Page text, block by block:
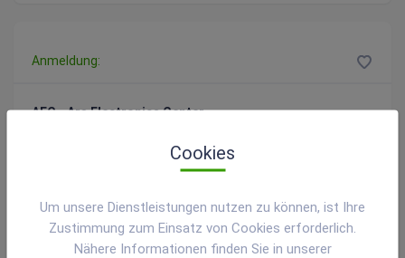
Anmeldung:
AEC - Ars Electronica Center
Ars-Electronica-Straße 1
0043 732 / 7272 0
info@ars.electronica.art
Cookies
Um unsere Dienstleistungen nutzen zu können, ist Ihre
Zustimmung zum Einsatz von Cookies erforderlich.
Nähere Informationen finden Sie in unserer